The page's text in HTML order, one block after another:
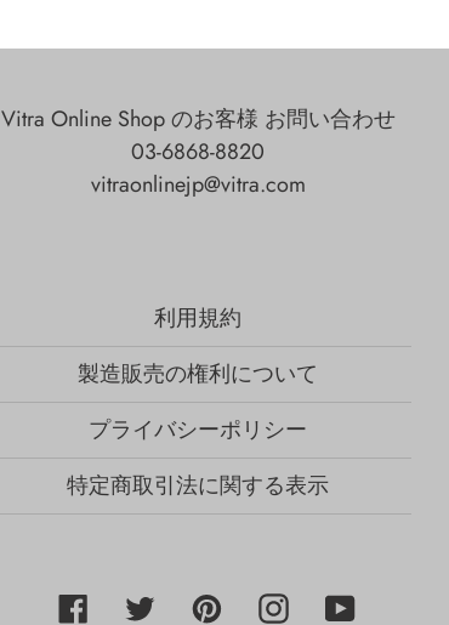
Vitra Online Shop のお客様 お問い合わせ
03-6868-8820
vitraonlinejp@vitra.com
利用規約
製造販売の権利について
プライバシーポリシー
特定商取引法に関する表示
Facebook Twitter PinterestInstagramYouTube